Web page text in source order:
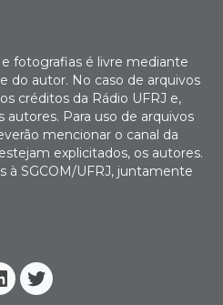
Twitter
fotografias é livre mediante
do autor. No caso de arquivos
créditos da Rádio UFRJ e,
autores. Para uso de arquivos
mencionar o canal da
explicitados, os autores.
à SGCOM/UFRJ, juntamente